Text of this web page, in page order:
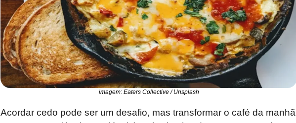
imagem: Eaters Collective / Unsplash
Acordar cedo pode ser um desafio, mas transformar o café da manhã